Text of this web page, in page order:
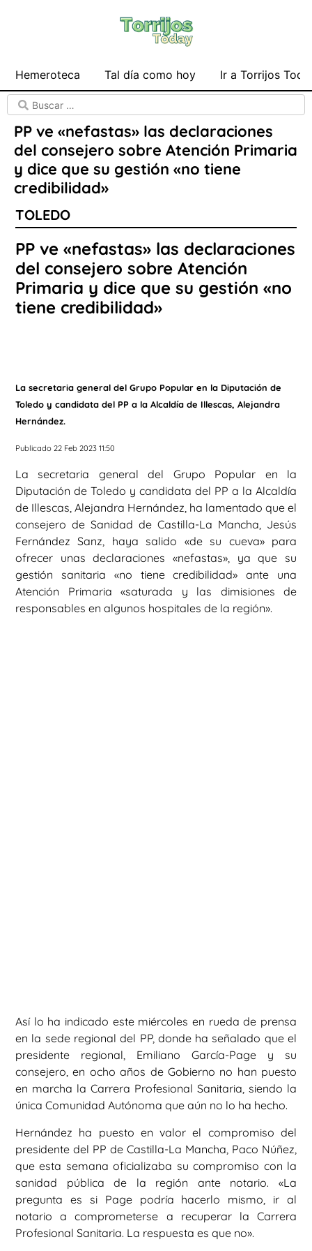
Hemeroteca Tal día como hoy Ir a Torrijos
PP ve «nefastas» las declaraciones
del consejero sobre Atención Primaria
y dice que su gestión «no tiene
credibilidad»
TOLEDO
PP ve «nefastas» las declaraciones
del consejero sobre Atención
Primaria y dice que su gestión «no
tiene credibilidad»
La secretaria general del Grupo Popular en la Diputación de
Toledo y candidata del PP a la Alcaldía de Illescas, Alejandra
Hernández.
Publicado 22 Feb 2023 11:50
La secretaria general del Grupo Popular en la
Diputación de Toledo y candidata del PP a la Alcaldía
de Illescas, Alejandra Hernández, ha lamentado que el
consejero de Sanidad de Castilla-La Mancha, Jesús
Fernández Sanz, haya salido «de su cueva» para
ofrecer unas declaraciones «nefastas», ya que su
gestión sanitaria «no tiene credibilidad» ante una
Atención Primaria «saturada y las dimisiones de
responsables en algunos hospitales de la región».
Así lo ha indicado este miércoles en rueda de prensa
en la sede regional del PP, donde ha señalado que el
presidente regional, Emiliano García-Page y su
consejero, en ocho años de Gobierno no han puesto
en marcha la Carrera Profesional Sanitaria, siendo la
única Comunidad Autónoma que aún no lo ha hecho.
Hernández ha puesto en valor el compromiso del
presidente del PP de Castilla-La Mancha, Paco Núñez,
que esta semana oficializaba su compromiso con la
sanidad pública de la región ante notario. «La
pregunta es si Page podría hacerlo mismo, ir al
notario a comprometerse a recuperar la Carrera
Profesional Sanitaria. La respuesta es que no».